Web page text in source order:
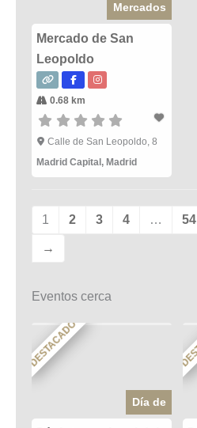
Mercados
Mercado de San
Leopoldo
0.68 km
Calle de San Leopoldo, 8
Madrid Capital, Madrid
1 2 3 4 …
→
Eventos cerca
DESTACADO
Día de